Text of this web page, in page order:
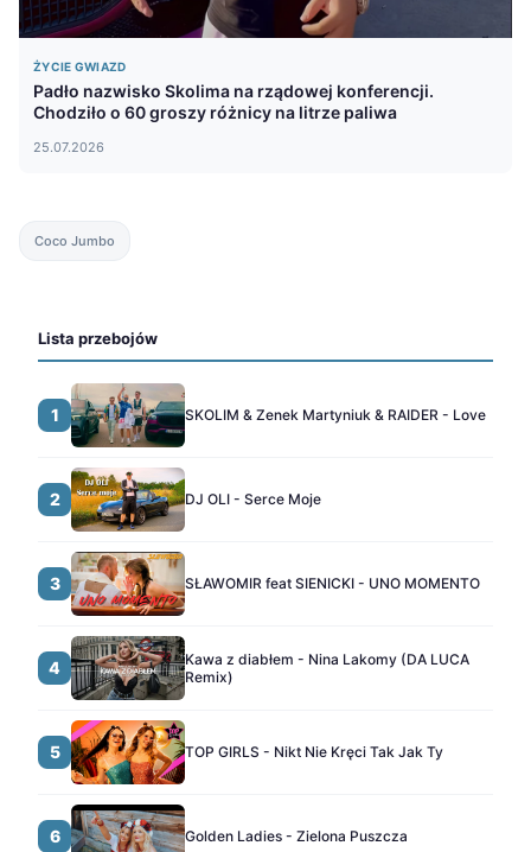
ŻYCIE GWIAZD
Padło nazwisko Skolima na rządowej konferencji.
Chodziło o 60 groszy różnicy na litrze paliwa
25.07.2026
Coco Jumbo
Lista przebojów
1 SKOLIM & Zenek Martyniuk & RAIDER - Love
2 DJ OLI - Serce Moje
3 SŁAWOMIR feat SIENICKI - UNO MOMENTO
4
Kawa z diabłem - Nina Lakomy (DA LUCA
Remix)
5 TOP GIRLS - Nikt Nie Kręci Tak Jak Ty
6 Golden Ladies - Zielona Puszcza